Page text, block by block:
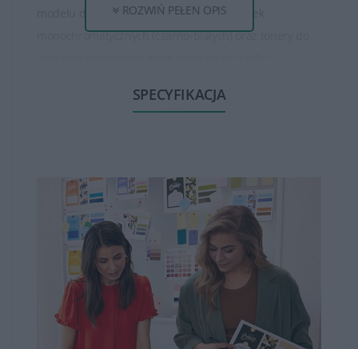
modelu drukarki. Istnieją tonery do drukarek
monochromatycznych (czarno-białych) oraz tonery do
Tonery HP są dostępne w różnych pojemnościach, od
standardowe, co jest korzystne dla osób, które drukują
dużo dokumentów.
Tonery HP zapewniają wysoką jakość wydruku, oferując
ostre, wyraźne teksty oraz wysokiej jakości obrazy czy
grafiki. Są one opracowane w taki sposób, aby zapewnić
spójność i trwałość wydruków.
Tonery HP są zazwyczaj łatwe w instalacji. Producent
ROZWIŃ PEŁEN OPIS
SPECYFIKACJA